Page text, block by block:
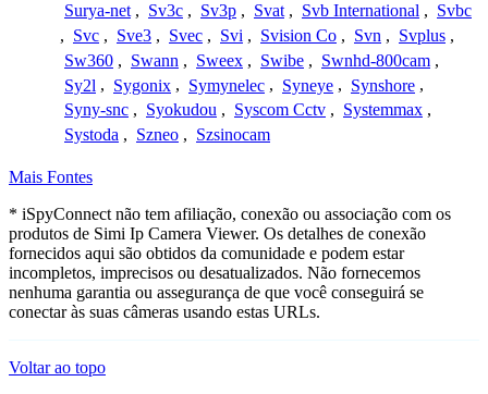
Surya-net , Sv3c , Sv3p , Svat , Svb International , Svbc
, Svc , Sve3 , Svec , Svi , Svision Co , Svn , Svplus ,
Sw360 , Swann , Sweex , Swibe , Swnhd-800cam ,
Sy2l , Sygonix , Symynelec , Syneye , Synshore ,
Syny-snc , Syokudou , Syscom Cctv , Systemmax ,
Systoda , Szneo , Szsinocam
Mais Fontes
* iSpyConnect não tem afiliação, conexão ou associação com os
produtos de Simi Ip Camera Viewer. Os detalhes de conexão
fornecidos aqui são obtidos da comunidade e podem estar
incompletos, imprecisos ou desatualizados. Não fornecemos
nenhuma garantia ou assegurança de que você conseguirá se
conectar às suas câmeras usando estas URLs.
Voltar ao topo